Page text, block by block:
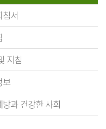
침서
지침
보
방과 건강한 사회